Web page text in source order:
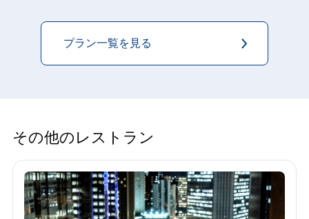
プラン一覧を見る
その他のレストラン